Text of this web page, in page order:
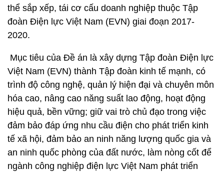
thể sắp xếp, tái cơ cấu doanh nghiệp thuộc Tập
đoàn Điện lực Việt Nam (EVN) giai đoạn 2017-
2020.
Mục tiêu của Đề án là xây dựng Tập đoàn Điện lực
Việt Nam (EVN) thành Tập đoàn kinh tế mạnh, có
trình độ công nghệ, quản lý hiện đại và chuyên môn
hóa cao, nâng cao năng suất lao động, hoạt động
hiệu quả, bền vững; giữ vai trò chủ đạo trong việc
đảm bảo đáp ứng nhu cầu điện cho phát triển kinh
tế xã hội, đảm bảo an ninh năng lượng quốc gia và
an ninh quốc phòng của đất nước, làm nòng cốt để
ngành công nghiệp điện lực Việt Nam phát triển